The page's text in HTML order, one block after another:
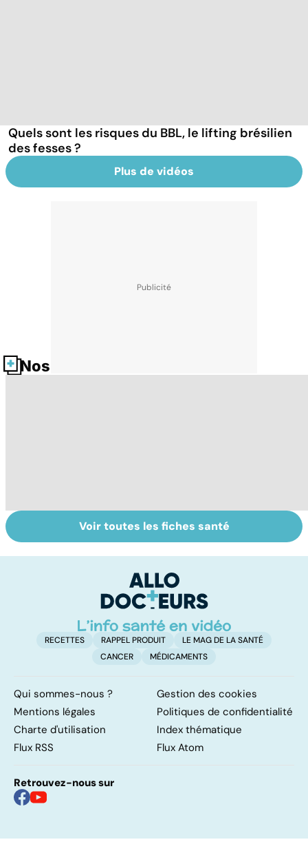
Quels sont les risques du BBL, le lifting brésilien
des fesses ?
Plus de vidéos
Nos fiches santé
Pourquoi et
comment
Cellulite : le mal
des femmes
Voir toutes les fiches santé
RECETTES RAPPEL PRODUIT
LE MAG DE LA SANTÉ
CANCER
MÉDICAMENTS
Qui sommes-nous ?
Gestion des cookies
Mentions légales
Politiques de confidentialité
Charte d'utilisation
Index thématique
Flux RSS
Flux Atom
Retrouvez-nous sur